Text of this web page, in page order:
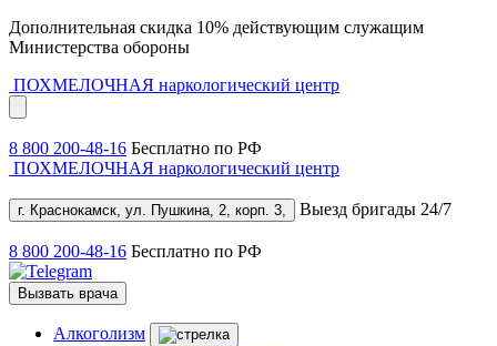
Дополнительная скидка 10% действующим служащим
Министерства обороны
ПОХМЕЛОЧНАЯ наркологический центр
8 800 200-48-16 Бесплатно по РФ
ПОХМЕЛОЧНАЯ наркологический центр
г. Краснокамск, ул. Пушкина, 2, корп. 3, Выезд бригады 24/7
8 800 200-48-16 Бесплатно по РФ
Вызвать врача
Алкоголизм